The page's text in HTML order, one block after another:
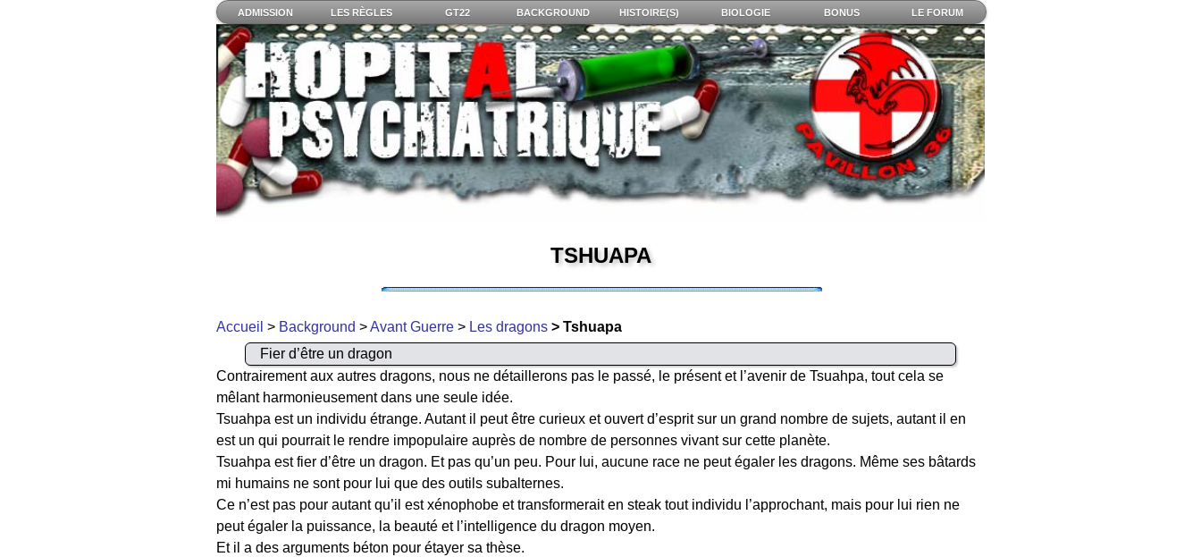
TSHUAPA
Accueil > Background >Avant Guerre > Les dragons > Tshuapa
Fier d’être un dragon
Contrairement aux autres dragons, nous ne détaillerons pas le passé, le présent et l’avenir de Tsuahpa, tout cela se
mêlant harmonieusement dans une seule idée.
Tsuahpa est un individu étrange. Autant il peut être curieux et ouvert d’esprit sur un grand nombre de sujets, autant il en
est un qui pourrait le rendre impopulaire auprès de nombre de personnes vivant sur cette planète.
Tsuahpa est fier d’être un dragon. Et pas qu’un peu. Pour lui, aucune race ne peut égaler les dragons. Même ses bâtards
mi humains ne sont pour lui que des outils subalternes.
Ce n’est pas pour autant qu’il est xénophobe et transformerait en steak tout individu l’approchant, mais pour lui rien ne
peut égaler la puissance, la beauté et l’intelligence du dragon moyen.
Et il a des arguments béton pour étayer sa thèse.
ADMISSION LES RÈGLES GT22 BACKGROUND HISTOIRE(S) BIOLOGIE BONUS LE FORUM